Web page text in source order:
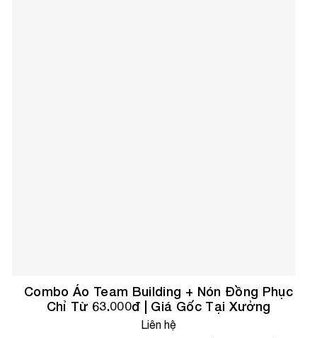
Combo Áo Team Building + Nón Đồng Phục
Chỉ Từ 63.000đ | Giá Gốc Tại Xưởng
Liên hệ